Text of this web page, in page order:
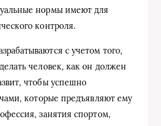
нормы имеют для
контроля.
с учетом того,
человек, как он должен
чтобы успешно
которые предъявляют ему
занятия спортом,